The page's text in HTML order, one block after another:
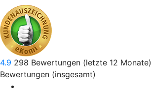
4.9 298 Bewertungen (letzte 12 Monate)
Bewertungen (insgesamt)